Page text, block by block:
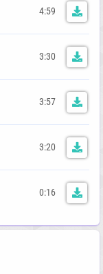
4:59
3:30
3:57
3:20
0:16